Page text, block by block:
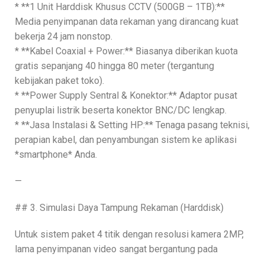
* **1 Unit Harddisk Khusus CCTV (500GB – 1TB):**
Media penyimpanan data rekaman yang dirancang kuat
bekerja 24 jam nonstop.
* **Kabel Coaxial + Power:** Biasanya diberikan kuota
gratis sepanjang 40 hingga 80 meter (tergantung
kebijakan paket toko).
* **Power Supply Sentral & Konektor:** Adaptor pusat
penyuplai listrik beserta konektor BNC/DC lengkap.
* **Jasa Instalasi & Setting HP:** Tenaga pasang teknisi,
perapian kabel, dan penyambungan sistem ke aplikasi
*smartphone* Anda.
—
## 3. Simulasi Daya Tampung Rekaman (Harddisk)
Untuk sistem paket 4 titik dengan resolusi kamera 2MP,
lama penyimpanan video sangat bergantung pada